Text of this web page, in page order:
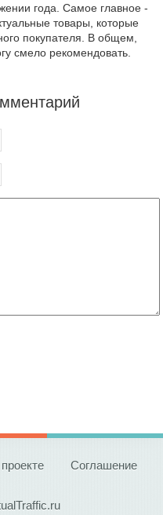
года. Самое главное -
товары, которые
покупателя. В общем,
смело рекомендовать.
Соглашение